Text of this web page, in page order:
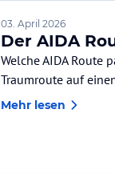
03. April 2026
Der AIDA
Welche AIDA Route
Traumroute auf
Mehr lesen